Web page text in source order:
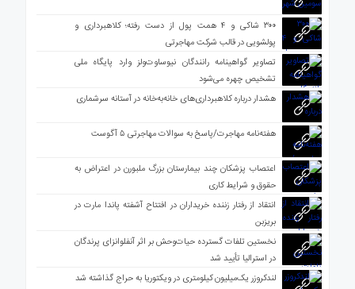
۳۰۰ شاکی و ۴ همت پول از دست رفته؛ کلاهبرداری و
پولشویی در قالب شرکت مهاجرتی
تصاویر گواهینامه رانندگان نیوساوت‌ولز وارد پایگاه ملی
تشخیص چهره می‌شود
هشدار درباره کلاهبرداری‌های خانه‌به‌خانه در آستانه سرشماری
هفته‌نامه مهاجرت/پاسخ به سوالات مهاجرتی ۵ آگوست
اعتصاب پزشکان چند بیمارستان بزرگ ملبورن در اعتراض به
حقوق و شرایط کاری
انتقاد از رفتار زننده خریداران در افتتاح آشفته پاندا مارت در
بریزبن
نخستین تلفات گسترده حیات‌وحش بر اثر آنفلوانزای پرندگان
در استرالیا تأیید شد
لندکروزر یک‌میلیون کیلومتری در ویکتوریا به حراج گذاشته شد